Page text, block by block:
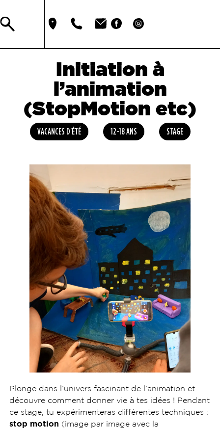
Initiation à
l’animation
(StopMotion etc)
VACANCES D'ÉTÉ 12-18 ANS STAGE
Plonge dans l’univers fascinant de l’animation et
découvre comment donner vie à tes idées ! Pendant
ce stage, tu expérimenteras différentes techniques :
stop motion (image par image avec la